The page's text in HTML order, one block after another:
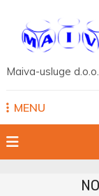
content
Maiva-usluge d.o.o.
MENU